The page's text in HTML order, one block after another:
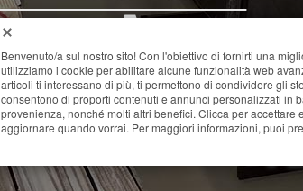
Benvenuto/a sul nostro sito! Con l'obiettivo di fornirti una
utilizziamo i cookie per abilitare alcune funzionalità web
articoli ti interessano di più, ti permettono di condividere gli
consentono di proporti contenuti e annunci personalizzati in
provenienza, nonché molti altri benefici. Clicca per accettare
aggiornare quando vorrai. Per maggiori informazioni, puoi